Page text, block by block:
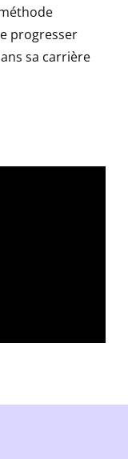
progresser
sa carrière